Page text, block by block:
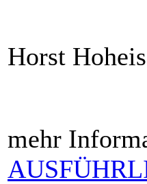
Horst
mehr